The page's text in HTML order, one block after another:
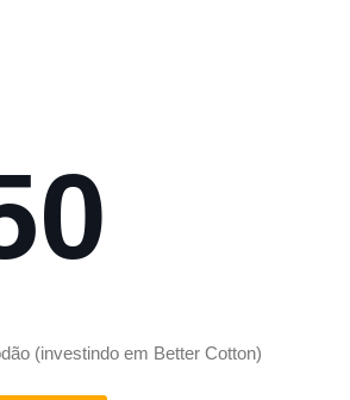
(investindo em Better Cotton)